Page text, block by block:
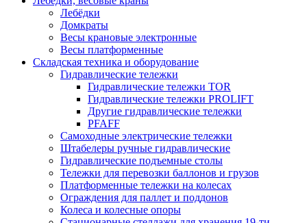
Лебёдки
Домкраты
Весы крановые электронные
Весы платформенные
Складская техника и оборудование
Гидравлические тележки
Гидравлические тележки TOR
Гидравлические тележки PROLIFT
Другие гидравлические тележки
PFAFF
Самоходные электрические тележки
Штабелеры ручные гидравлические
Гидравлические подъемные столы
Тележки для перевозки баллонов и грузов
Платформенные тележки на колесах
Ограждения для паллет и поддонов
Колеса и колесные опоры